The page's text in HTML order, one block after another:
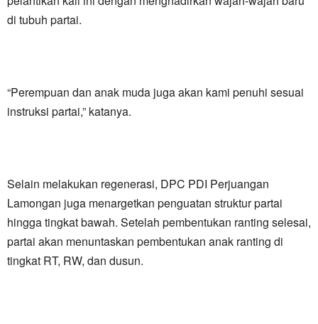
di tubuh partai.
“Perempuan dan anak muda juga akan kami penuhi sesuai
instruksi partai,” katanya.
Selain melakukan regenerasi, DPC PDI Perjuangan
Lamongan juga menargetkan penguatan struktur partai
hingga tingkat bawah. Setelah pembentukan ranting selesai,
partai akan menuntaskan pembentukan anak ranting di
tingkat RT, RW, dan dusun.